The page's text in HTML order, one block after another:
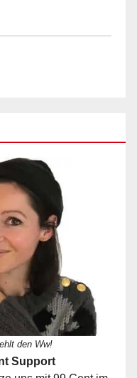
den Ww!
Support